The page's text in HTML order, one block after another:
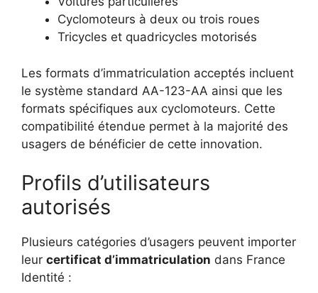
Cyclomoteurs à deux ou trois roues
Tricycles et quadricycles motorisés
Les formats d’immatriculation acceptés incluent
le système standard AA-123-AA ainsi que les
formats spécifiques aux cyclomoteurs. Cette
compatibilité étendue permet à la majorité des
usagers de bénéficier de cette innovation.
Profils d’utilisateurs
autorisés
Plusieurs catégories d’usagers peuvent importer
leur certificat d’immatriculation dans France
Identité :